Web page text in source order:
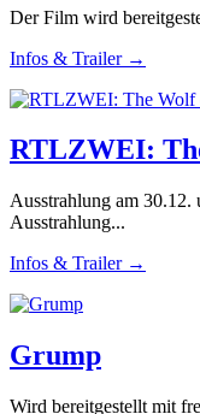
Der Film wird
Infos & Trailer →
RTLZWEI:
Ausstrahlung am
Ausstrahlung...
Infos & Trailer →
Grump
Wird bereitgestellt mit